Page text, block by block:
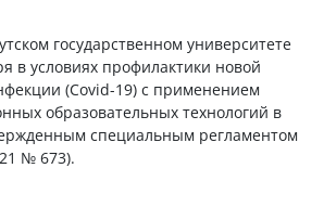
государственном университете
в условиях профилактики новой
(Covid-19) с применением
образовательных технологий в
специальным регламентом
№ 673).